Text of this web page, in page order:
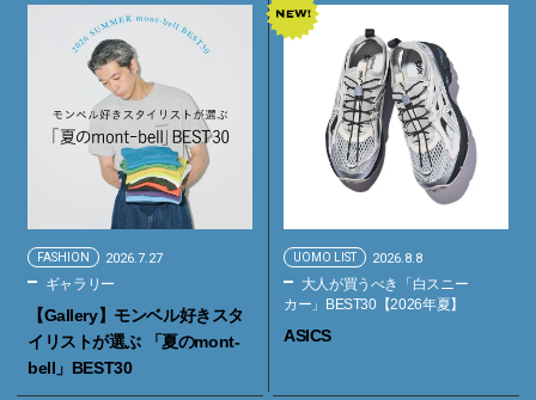
FASHION 2026.7.27
ギャラリー
【Gallery】モンベル好きスタ
イリストが選ぶ 「夏のmont-
bell」BEST30
UOMO LIST 2026.8.8
大人が買うべき「白スニー
カー」BEST30【2026年夏】
ASICS